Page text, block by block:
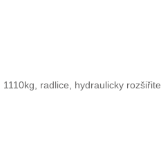
radlice, hydraulicky